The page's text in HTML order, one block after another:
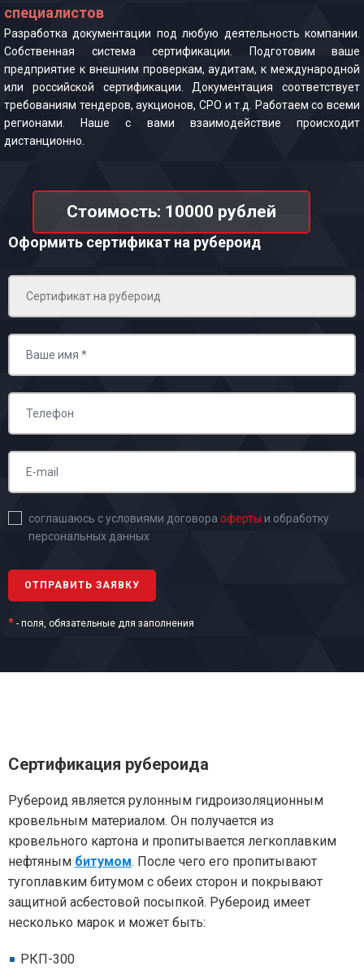
специалистов
Разработка документации под любую деятельность компании.
Собственная система сертификации. Подготовим ваше
предприятие к внешним проверкам, аудитам, к международной
или российской сертификации. Документация соответствует
требованиям тендеров, аукционов, СРО и т.д. Работаем со всеми
регионами. Наше с вами взаимодействие происходит
дистанционно.
Стоимость: 10000 рублей
Оформить сертификат на рубероид
соглашаюсь с условиями договора оферты и обработку
персональных данных
* - поля, обязательные для заполнения
Сертификация рубероида
Рубероид является рулонным гидроизоляционным
кровельным материалом. Он получается из
кровельного картона и пропитывается легкоплавким
нефтяным битумом. После чего его пропитывают
тугоплавким битумом с обеих сторон и покрывают
защитной асбестовой посыпкой. Рубероид имеет
несколько марок и может быть:
РКП-300